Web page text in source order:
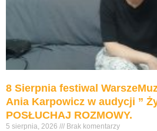
8 Sierpnia festiwal
Ania Karpowicz w audycji ”
POSŁUCHAJ ROZMOWY.
5 sierpnia, 2026 Brak komentarzy